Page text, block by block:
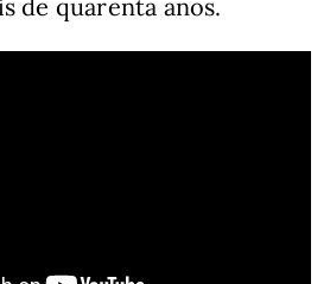
de quarenta anos.